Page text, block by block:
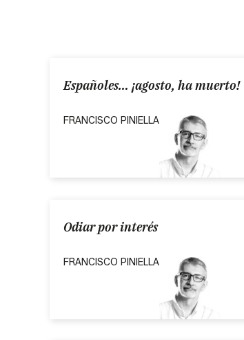
Españoles… ¡agosto, ha muerto!
FRANCISCO PINIELLA
Odiar por interés
FRANCISCO PINIELLA